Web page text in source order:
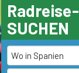
Radreise-
SUCHEN